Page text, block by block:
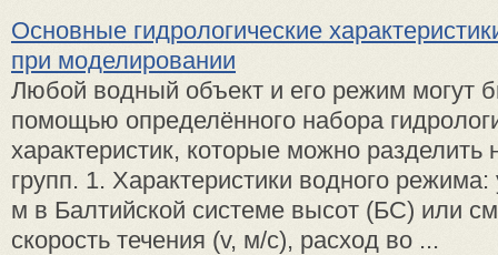
Основные гидрологические
при моделировании
Любой водный объект и его режим могут
помощью определённого набора
характеристик, которые можно разделить
групп. 1. Характеристики водного
м в Балтийской системе высот (БС) или
скорость течения (v, м/с), расход во ...